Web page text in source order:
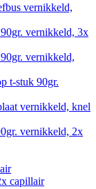
vernikkeld,
vernikkeld, 3x
vernikkeld,
t-stuk 90gr.
vernikkeld, knel
vernikkeld, 2x
capillair